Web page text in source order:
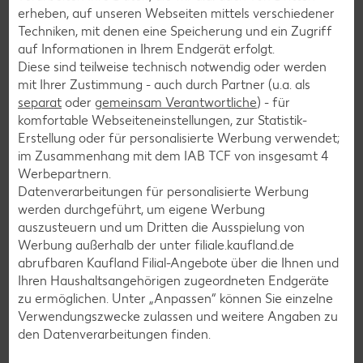
ProVeg e. V., das jährlich Nachhaltigkeit, Qualität,
Geschmack und Innovation im Bereich pflanzlicher
Produkte auszeichnet. Die Produkte Drink your Meal
Kakao, vegane Steaks nach Art Hähnchen mit
Paprikamarinade und vegane Creme Zaziki-Art unserer
Marke K-TAKE IT VEGGIE erhielten das FINALIST-Siegel.
erheben, auf unseren Webseiten mittels verschiedener
Techniken, mit denen eine Speicherung und ein Zugriff
auf Informationen in Ihrem Endgerät erfolgt.
Diese sind teilweise technisch notwendig oder werden
mit Ihrer Zustimmung - auch durch Partner (u.a. als
separat oder gemeinsam Verantwortliche) - für
komfortable Webseiteneinstellungen, zur Statistik-
Erstellung oder für personalisierte Werbung verwendet;
im Zusammenhang mit dem IAB TCF von insgesamt 4
Werbepartnern.
Datenverarbeitungen für personalisierte Werbung
werden durchgeführt, um eigene Werbung
auszusteuern und um Dritten die Ausspielung von
Werbung außerhalb der unter filiale.kaufland.de
abrufbaren Kaufland Filial-Angebote über die Ihnen und
Ihren Haushaltsangehörigen zugeordneten Endgeräte
zu ermöglichen. Unter „Anpassen“ können Sie einzelne
Verwendungszwecke zulassen und weitere Angaben zu
den Datenverarbeitungen finden.